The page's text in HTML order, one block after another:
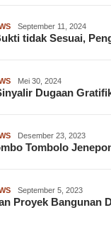
September 11, 2024
tidak Sesuai,
Mei 30, 2024
Dugaan
Desember 23, 2023
Tombolo
September 5, 2023
Proyek Bangunan